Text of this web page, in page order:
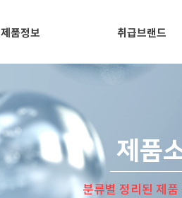
제품정보 취급브랜드
제품
분류별 정리된 제